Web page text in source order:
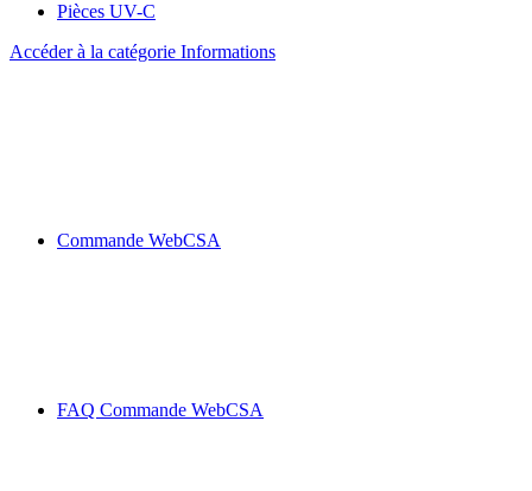
Pièces UV-C
Accéder à la catégorie Informations
Commande WebCSA
FAQ Commande WebCSA